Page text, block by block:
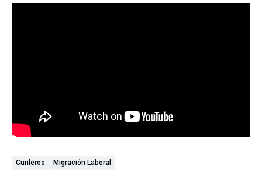
Curileros Migración Laboral